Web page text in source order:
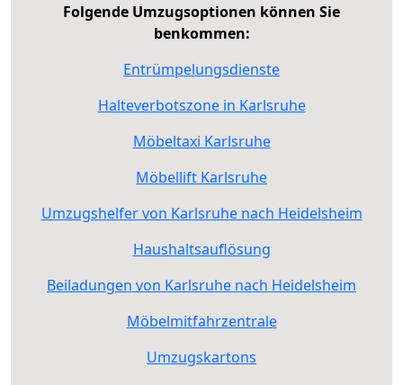
Folgende Umzugsoptionen können Sie
benkommen:
Entrümpelungsdienste
Halteverbotszone in Karlsruhe
Möbeltaxi Karlsruhe
Möbellift Karlsruhe
Umzugshelfer von Karlsruhe nach Heidelsheim
Haushaltsauflösung
Beiladungen von Karlsruhe nach Heidelsheim
Möbelmitfahrzentrale
Umzugskartons